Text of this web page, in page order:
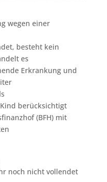
wegen einer
besteht kein
es
Erkrankung und
berücksichtigt
(BFH) mit
noch nicht vollendet